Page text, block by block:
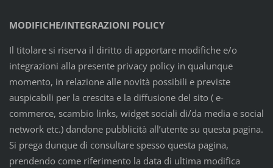
MODIFICHE/INTEGRAZIONI POLICY
Il titolare si riserva il diritto di apportare modifiche e/o
integrazioni alla presente privacy policy in qualunque
momento, in relazione alle novità possibili e previste
auspicabili per la crescita e la diffusione del sito ( e-
commerce, scambio links, widget sociali di/da media e social
network etc.) dandone pubblicità all’utente su questa pagina.
Si prega dunque di consultare spesso questa pagina,
prendendo come riferimento la data di ultima modifica